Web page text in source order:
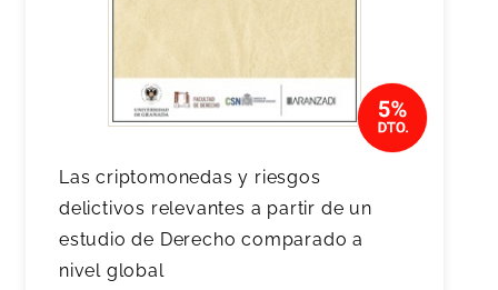
Las criptomonedas y riesgos
delictivos relevantes a partir de un
estudio de Derecho comparado a
nivel global